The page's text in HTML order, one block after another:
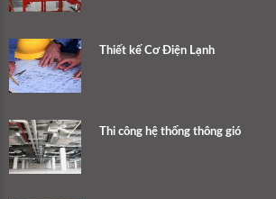
Thiết kế Cơ Điện Lạnh
Thi công hệ thống thông gió